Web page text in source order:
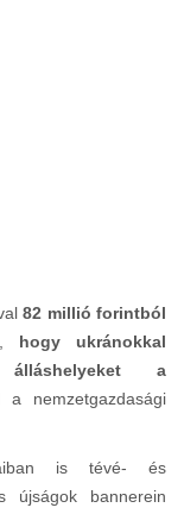
82 millió forintból
hogy ukránokkal
a
nemzetgazdasági
is tévé- és
újságok bannerein